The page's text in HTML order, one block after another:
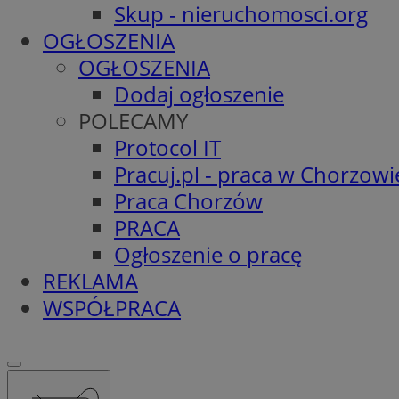
Skup - nieruchomosci.org
OGŁOSZENIA
OGŁOSZENIA
Dodaj ogłoszenie
POLECAMY
Protocol IT
Pracuj.pl - praca w
Praca Chorzów
PRACA
Ogłoszenie o pracę
REKLAMA
WSPÓŁPRACA